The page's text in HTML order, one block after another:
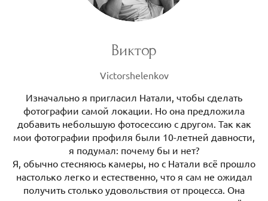
Виктор
Victorshelenkov
Изначально я пригласил Натали, чтобы сделать
фотографии самой локации. Но она предложила
добавить небольшую фотосессию с другом. Так как
мои фотографии профиля были 10-летней давности,
я подумал: почему бы и нет?
Я, обычно стесняюсь камеры, но с Натали всё прошло
настолько легко и естественно, что я сам не ожидал
получить столько удовольствия от процесса. Она